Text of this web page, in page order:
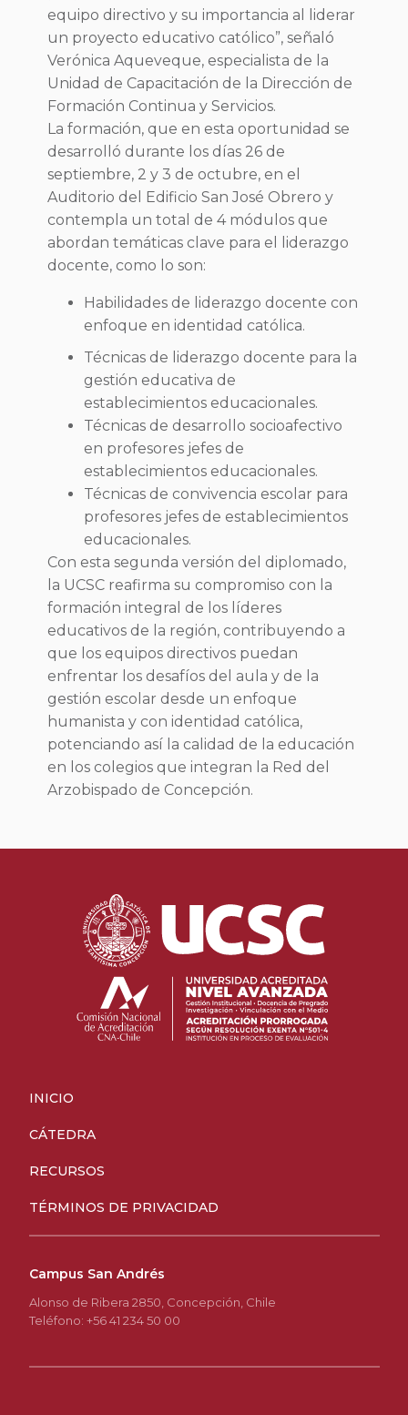
equipo directivo y su importancia al liderar
un proyecto educativo católico”, señaló
Verónica Aqueveque, especialista de la
Unidad de Capacitación de la Dirección de
Formación Continua y Servicios.
La formación, que en esta oportunidad se
desarrolló durante los días 26 de
septiembre, 2 y 3 de octubre, en el
Auditorio del Edificio San José Obrero y
contempla un total de 4 módulos que
abordan temáticas clave para el liderazgo
docente, como lo son:
Habilidades de liderazgo docente con
enfoque en identidad católica.
Técnicas de liderazgo docente para la
gestión educativa de
establecimientos educacionales.
Técnicas de desarrollo socioafectivo
en profesores jefes de
establecimientos educacionales.
Técnicas de convivencia escolar para
profesores jefes de establecimientos
educacionales.
Con esta segunda versión del diplomado,
la UCSC reafirma su compromiso con la
formación integral de los líderes
educativos de la región, contribuyendo a
que los equipos directivos puedan
enfrentar los desafíos del aula y de la
gestión escolar desde un enfoque
humanista y con identidad católica,
potenciando así la calidad de la educación
en los colegios que integran la Red del
Arzobispado de Concepción.
INICIO
CÁTEDRA
RECURSOS
TÉRMINOS DE PRIVACIDAD
Campus San Andrés
Alonso de Ribera 2850, Concepción, Chile
Teléfono: +56 41 234 50 00